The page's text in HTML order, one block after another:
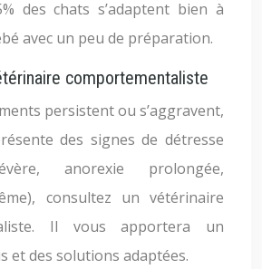
des chats s’adaptent bien à
avec un peu de préparation.
comportementaliste
persistent ou s’aggravent,
des signes de détresse
anorexie prolongée,
consultez un vétérinaire
Il vous apportera un
et des solutions adaptées.